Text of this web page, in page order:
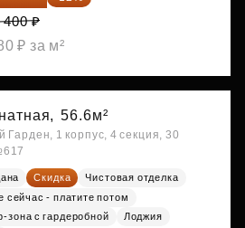
400 ₽
₽ за м²
56.6м²
Гарден, 1 корпус, 4 секция, 30
Скидка
Чистовая отделка
сейчас - платите потом
зона с гардеробной
Лоджия